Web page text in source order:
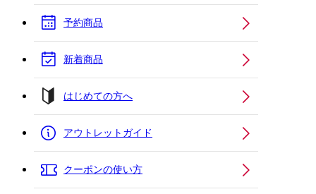
予約商品
新着商品
はじめての方へ
アウトレットガイド
クーポンの使い方